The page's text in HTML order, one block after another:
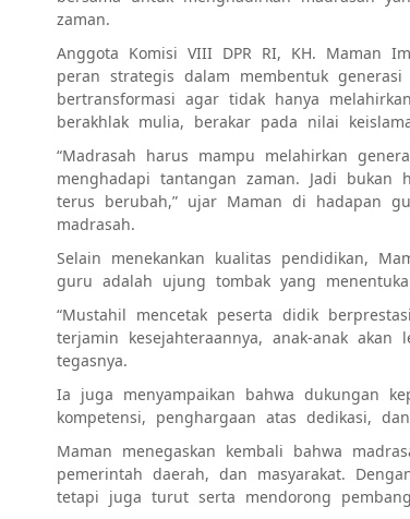
zaman.
Anggota Komisi VIII DPR RI, KH. Maman
peran strategis dalam membentuk
bertransformasi agar tidak hanya
berakhlak mulia, berakar pada nilai
“Madrasah harus mampu melahirkan
menghadapi tantangan zaman. Jadi
terus berubah,” ujar Maman di hadapan
madrasah.
Selain menekankan kualitas pendidikan,
guru adalah ujung tombak yang
“Mustahil mencetak peserta didik
terjamin kesejahteraannya, anak-anak
tegasnya.
Ia juga menyampaikan bahwa dukungan
kompetensi, penghargaan atas dedikasi,
Maman menegaskan kembali bahwa
pemerintah daerah, dan masyarakat.
tetapi juga turut serta mendorong